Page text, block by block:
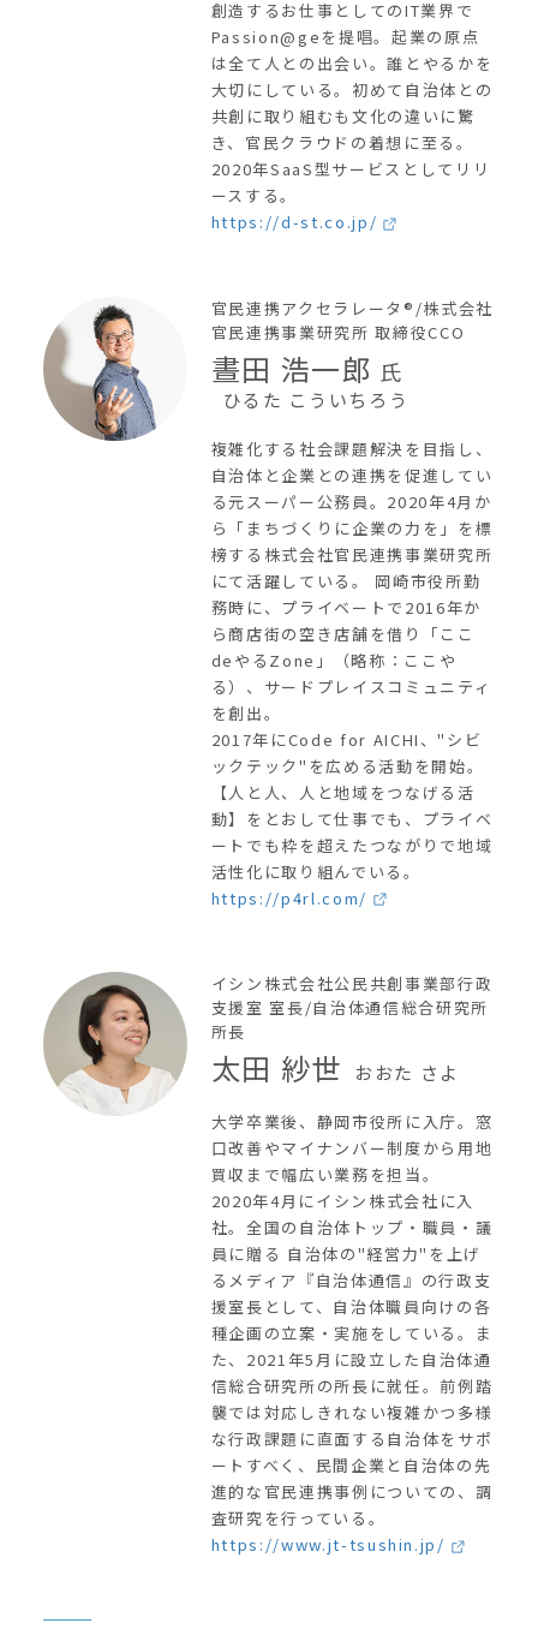
創造するお仕事としてのIT業界で
Passion@geを提唱。起業の原点
は全て人との出会い。誰とやるかを
大切にしている。初めて自治体との
共創に取り組むも文化の違いに驚
き、官民クラウドの着想に至る。
2020年SaaS型サービスとしてリリ
ースする。
https://d-st.co.jp/
官民連携アクセラレータ®/株式会社
官民連携事業研究所 取締役CCO
晝田 浩一郎 氏
ひるた こういちろう
複雑化する社会課題解決を目指し、
自治体と企業との連携を促進してい
る元スーパー公務員。2020年4月か
ら「まちづくりに企業の力を」を標
榜する株式会社官民連携事業研究所
にて活躍している。 岡崎市役所勤
務時に、プライベートで2016年か
ら商店街の空き店舗を借り「ここ
deやるZone」（略称：ここや
る）、サードプレイスコミュニティ
を創出。
2017年にCode for AICHI、"シビ
ックテック"を広める活動を開始。
【人と人、人と地域をつなげる活
動】をとおして仕事でも、プライベ
ートでも枠を超えたつながりで地域
活性化に取り組んでいる。
https://p4rl.com/
イシン株式会社公民共創事業部行政
支援室 室長/自治体通信総合研究所
所長
太田 紗世 おおた さよ
大学卒業後、静岡市役所に入庁。窓
口改善やマイナンバー制度から用地
買収まで幅広い業務を担当。
2020年4月にイシン株式会社に入
社。全国の自治体トップ・職員・議
員に贈る 自治体の"経営力"を上げ
るメディア『自治体通信』の行政支
援室長として、自治体職員向けの各
種企画の立案・実施をしている。ま
た、2021年5月に設立した自治体通
信総合研究所の所長に就任。前例踏
襲では対応しきれない複雑かつ多様
な行政課題に直面する自治体をサポ
ートすべく、民間企業と自治体の先
進的な官民連携事例についての、調
査研究を行っている。
https://www.jt-tsushin.jp/